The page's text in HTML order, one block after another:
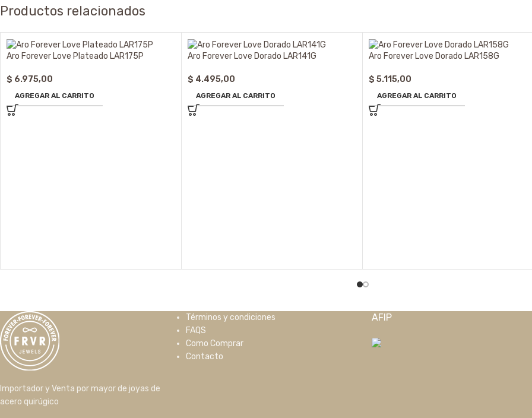
Productos relacionados
Aro Forever Love Plateado LAR175P
$ 6.975,00
AGREGAR AL CARRITO
Aro Forever Love Dorado LAR141G
$ 4.495,00
AGREGAR AL CARRITO
Aro Forever Love Dorado LAR158G
$ 5.115,00
AGREGAR AL CARRITO
Importador y Venta por mayor de joyas de
acero quirúgico
Términos y condiciones
FAQS
Como Comprar
Contacto
AFIP